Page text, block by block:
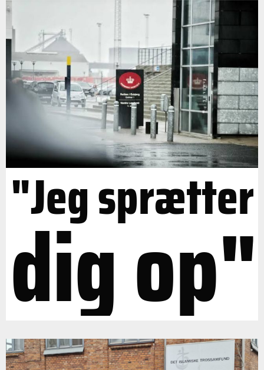
"Jeg sprætter
dig op"